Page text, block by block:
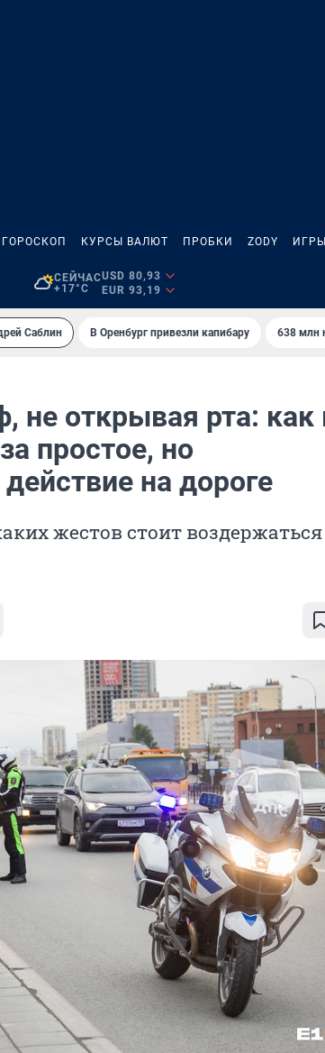
ГОРОСКОП КУРСЫ ВАЛЮТ ПРОБКИ ZODY ИГРЫ
СЕЙЧАС
+17°C
USD 80,93
EUR 93,19
Саблин В Оренбург привезли капибару 638 млн
не открывая рта: как
простое, но
на дороге
жестов стоит воздержаться